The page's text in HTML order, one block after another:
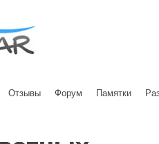
Отзывы Форум Памятки